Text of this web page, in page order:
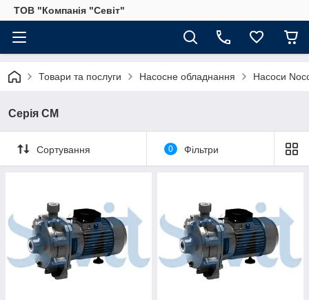
ТОВ "Компанія "Севіт"
Товари та послуги Насосне обладнання Насоси
Серія CM
Сортування 0 Фільтри